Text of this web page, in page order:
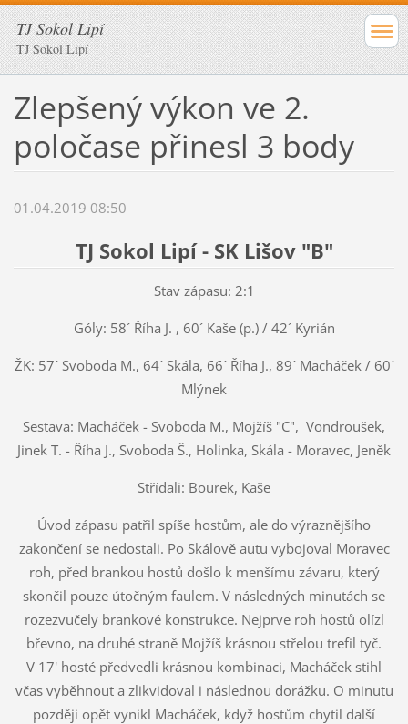
TJ Sokol Lipí
TJ Sokol Lipí
Zlepšený výkon ve 2.
poločase přinesl 3 body
01.04.2019 08:50
TJ Sokol Lipí - SK Lišov "B"
Stav zápasu: 2:1
Góly: 58´ Říha J. , 60´ Kaše (p.) / 42´ Kyrián
ŽK: 57´ Svoboda M., 64´ Skála, 66´ Říha J., 89´ Macháček / 60´
Mlýnek
Sestava: Macháček - Svoboda M., Mojžíš "C", Vondroušek,
Jinek T. - Říha J., Svoboda Š., Holinka, Skála - Moravec, Jeněk
Střídali: Bourek, Kaše
Úvod zápasu patřil spíše hostům, ale do výraznějšího
zakončení se nedostali. Po Skálově autu vybojoval Moravec
roh, před brankou hostů došlo k menšímu závaru, který
skončil pouze útočným faulem. V následných minutách se
rozezvučely brankové konstrukce. Nejprve roh hostů olízl
břevno, na druhé straně Mojžíš krásnou střelou trefil tyč.
V 17' hosté předvedli krásnou kombinaci, Macháček stihl
včas vyběhnout a zlikvidoval i následnou dorážku. O minutu
později opět vynikl Macháček, když hostům chytil další